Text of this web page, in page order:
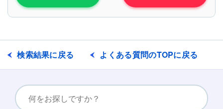
検索結果に戻る よくある質問のTOPに戻る